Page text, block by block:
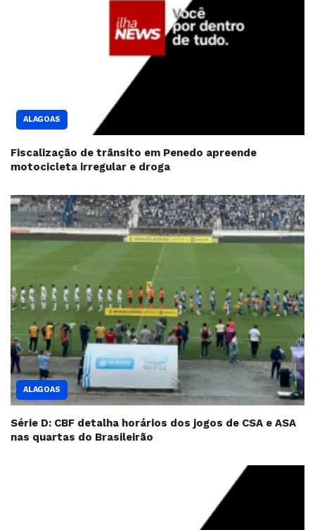
ALAGOAS
Fiscalização de trânsito em Penedo apreende
motocicleta irregular e droga
ALAGOAS
Série D: CBF detalha horários dos jogos de CSA e ASA
nas quartas do Brasileirão